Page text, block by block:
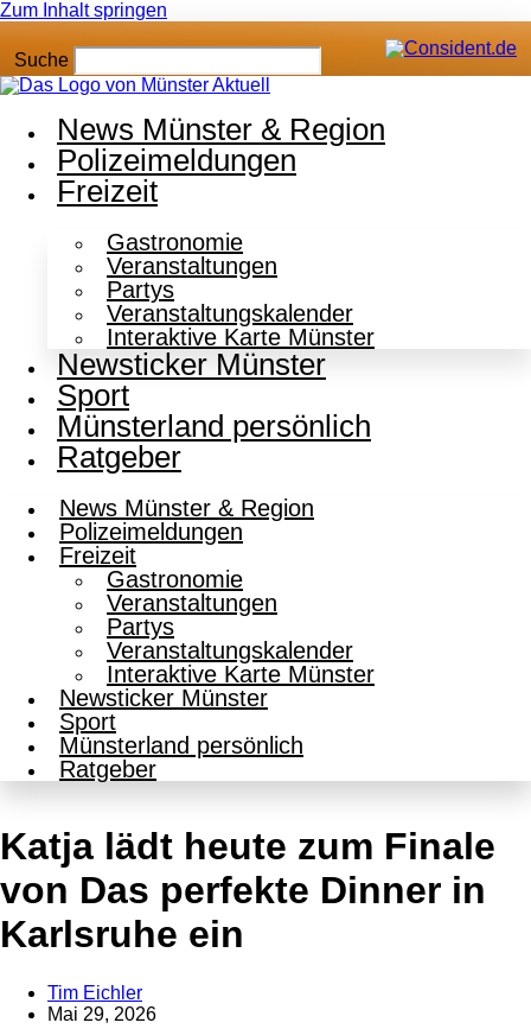
Zum Inhalt springen
Suche
News Münster & Region
Polizeimeldungen
Freizeit
Gastronomie
Veranstaltungen
Partys
Veranstaltungskalender
Interaktive Karte Münster
Newsticker Münster
Sport
Münsterland persönlich
Ratgeber
News Münster & Region
Polizeimeldungen
Freizeit
Gastronomie
Veranstaltungen
Partys
Veranstaltungskalender
Interaktive Karte Münster
Newsticker Münster
Sport
Münsterland persönlich
Ratgeber
Katja lädt heute zum Finale
von Das perfekte Dinner in
Karlsruhe ein
Tim Eichler
Mai 29, 2026